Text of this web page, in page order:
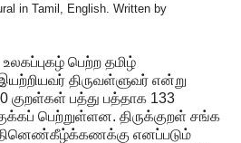
in Tamil, English. Written by
பெற்ற தமிழ்
திருவள்ளுவர் என்று
குறள்கள் பத்து பத்தாக 133
பெற்றுள்ளன. திருக்குறள் சங்க
எனப்படும்